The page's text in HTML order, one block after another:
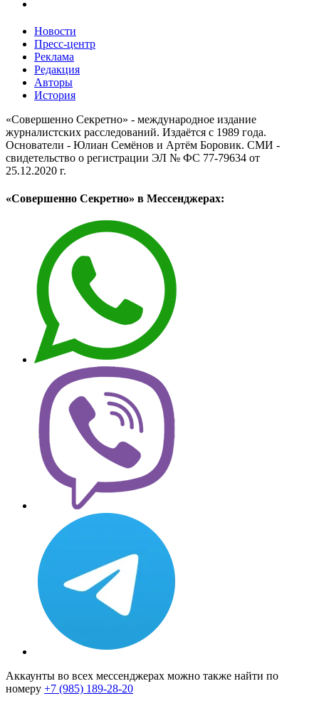
Новости
Пресс-центр
Реклама
Редакция
Авторы
История
«Совершенно Секретно» - международное издание
журналистских расследований. Издаётся с 1989 года.
Основатели - Юлиан Семёнов и Артём Боровик. CМИ -
свидетельство о регистрации ЭЛ № ФС 77-79634 от
25.12.2020 г.
«Совершенно Секретно» в Мессенджерах:
Аккаунты во всех мессенджерах можно также найти по
номеру +7 (985) 189-28-20